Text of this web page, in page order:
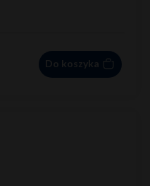
Do koszyka